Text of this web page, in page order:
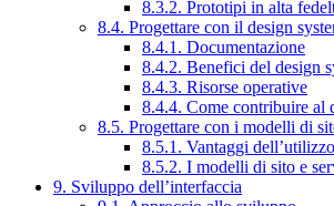
8.3.2. Prototipi in alta
8.4. Progettare con il design
8.4.1. Documentazione
8.4.2. Benefici del design
8.4.3. Risorse operative
8.4.4. Come contribuire al
8.5. Progettare con i modelli di
8.5.1. Vantaggi
8.5.2. I modelli di sito e
9. Sviluppo dell’interfaccia